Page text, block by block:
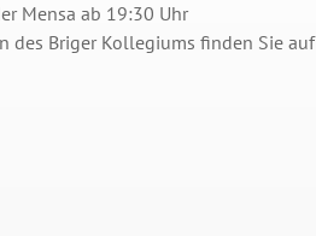
Mensa ab 19:30 Uhr
des Briger Kollegiums finden Sie auf